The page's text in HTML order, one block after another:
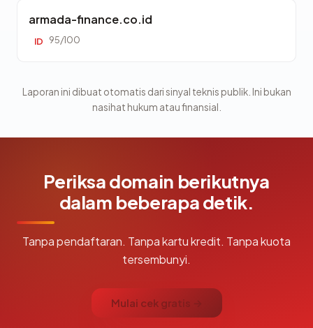
armada-finance.co.id
ID 95/100
Laporan ini dibuat otomatis dari sinyal teknis publik. Ini bukan
nasihat hukum atau finansial.
Periksa domain berikutnya
dalam beberapa detik.
Tanpa pendaftaran. Tanpa kartu kredit. Tanpa kuota
tersembunyi.
Mulai cek gratis →